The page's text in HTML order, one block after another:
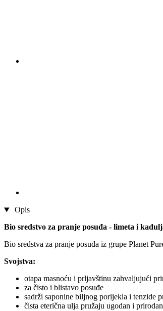
Opis
Bio sredstvo za pranje posuđa - limeta i
Bio sredstva za pranje posuđa iz grupe Planet
Svojstva:
otapa masnoću i prljavštinu zahvaljujući
za čisto i blistavo posuđe
sadrži saponine biljnog porijekla i tenzide
čista eterična ulja pružaju ugodan i